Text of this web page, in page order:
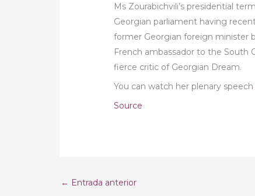
Ms Zourabichvili’s presidential
Georgian parliament having
former Georgian foreign minister
French ambassador to the South
fierce critic of Georgian Dream.
You can watch her plenary speech
Source
← Entrada anterior